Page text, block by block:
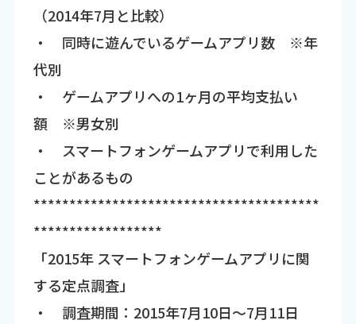
（2014年7月と比較）
・ 同時に遊んでいるゲームアプリ数 ※年
代別
・ ゲームアプリへの1ヶ月の平均支払い
額 ※男女別
・ スマートフォンゲームアプリで利用した
ことがあるもの
****************************************
******************
「2015年 スマートフォンゲームアプリに関
する定点調査」
・ 調査期間：2015年7月10日～7月11日